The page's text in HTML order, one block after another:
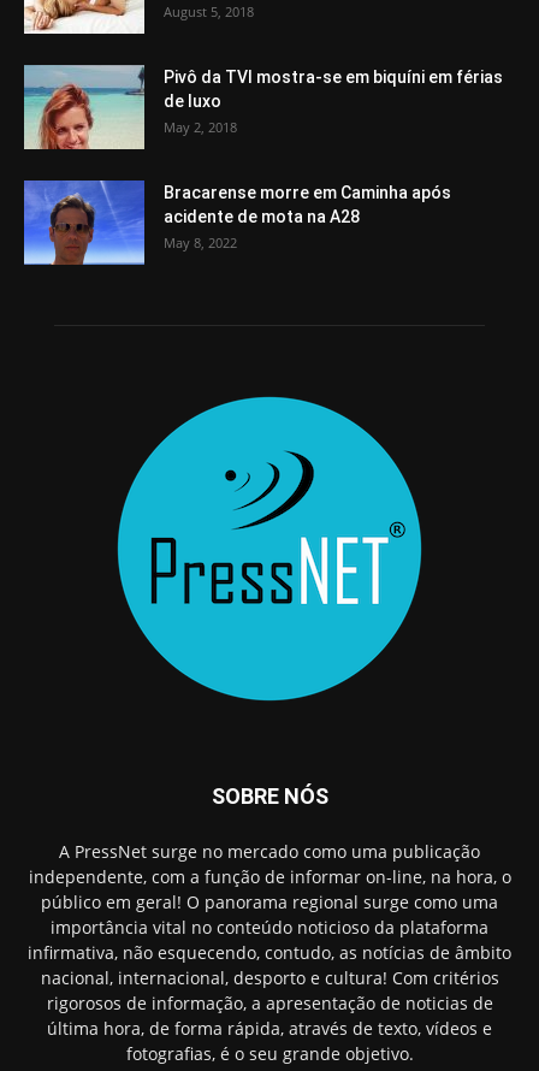
August 5, 2018
Pivô da TVI mostra-se em biquíni em férias
de luxo
May 2, 2018
Bracarense morre em Caminha após
acidente de mota na A28
May 8, 2022
SOBRE NÓS
A PressNet surge no mercado como uma publicação
independente, com a função de informar on-line, na hora, o
público em geral! O panorama regional surge como uma
importância vital no conteúdo noticioso da plataforma
infirmativa, não esquecendo, contudo, as notícias de âmbito
nacional, internacional, desporto e cultura! Com critérios
rigorosos de informação, a apresentação de noticias de
última hora, de forma rápida, através de texto, vídeos e
fotografias, é o seu grande objetivo.